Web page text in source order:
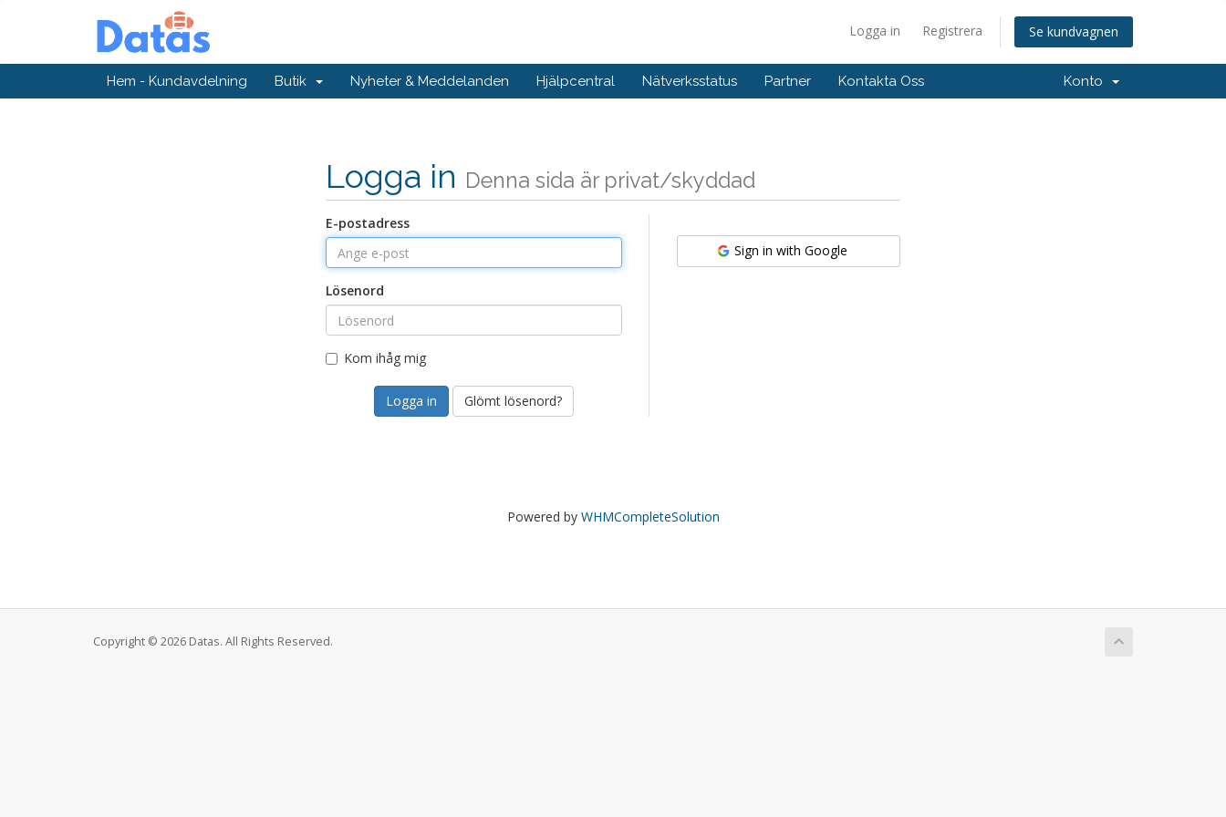
Logga in Registrera Se kundvagnen
Hem - Kundavdelning Butik Nyheter & Meddelanden Hjälpcentral Nätverksstatus Partner Kontakta Oss Konto
Logga in Denna sida är privat/skyddad
E-postadress
Lösenord
Kom ihåg mig
Glömt lösenord?
Sign in with Google
Powered by WHMCompleteSolution
Copyright © 2026 Datas. All Rights Reserved.